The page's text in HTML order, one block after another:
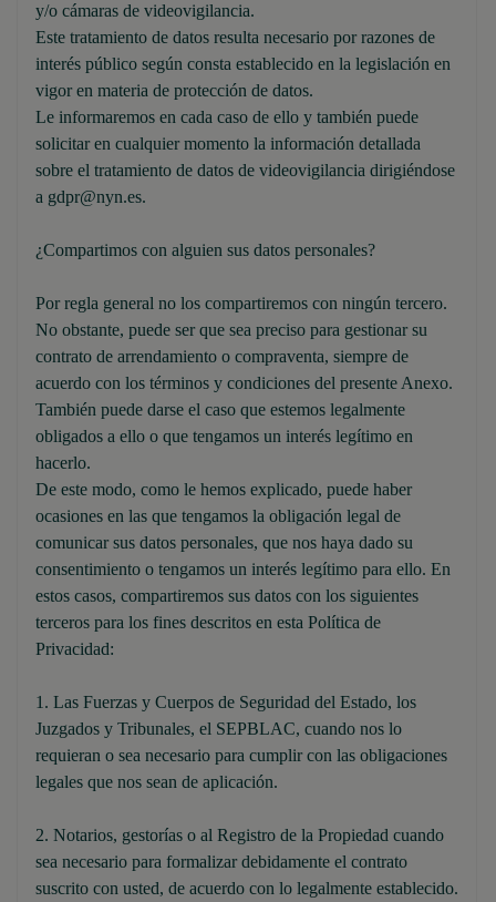
y/o cámaras de videovigilancia.
Este tratamiento de datos resulta necesario por razones de
interés público según consta establecido en la legislación en
vigor en materia de protección de datos.
Le informaremos en cada caso de ello y también puede
solicitar en cualquier momento la información detallada
sobre el tratamiento de datos de videovigilancia dirigiéndose
a gdpr@nyn.es.
¿Compartimos con alguien sus datos personales?
Por regla general no los compartiremos con ningún tercero.
No obstante, puede ser que sea preciso para gestionar su
contrato de arrendamiento o compraventa, siempre de
acuerdo con los términos y condiciones del presente Anexo.
También puede darse el caso que estemos legalmente
obligados a ello o que tengamos un interés legítimo en
hacerlo.
De este modo, como le hemos explicado, puede haber
ocasiones en las que tengamos la obligación legal de
comunicar sus datos personales, que nos haya dado su
consentimiento o tengamos un interés legítimo para ello. En
estos casos, compartiremos sus datos con los siguientes
terceros para los fines descritos en esta Política de
Privacidad:
1. Las Fuerzas y Cuerpos de Seguridad del Estado, los
Juzgados y Tribunales, el SEPBLAC, cuando nos lo
requieran o sea necesario para cumplir con las obligaciones
legales que nos sean de aplicación.
2. Notarios, gestorías o al Registro de la Propiedad cuando
sea necesario para formalizar debidamente el contrato
suscrito con usted, de acuerdo con lo legalmente establecido.